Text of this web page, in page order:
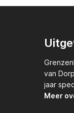
van
jaar
Meer